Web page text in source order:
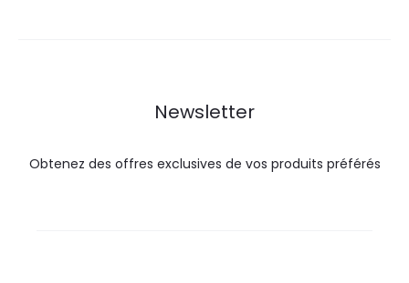
Newsletter
Obtenez des offres exclusives de vos produits préférés